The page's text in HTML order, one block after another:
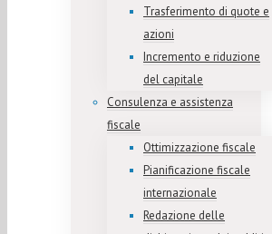
Trasferimento di quote e
azioni
Incremento e riduzione
del capitale
Consulenza e assistenza
fiscale
Ottimizzazione fiscale
Pianificazione fiscale
internazionale
Redazione delle